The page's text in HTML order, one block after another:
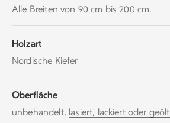
Alle Breiten von 90 cm bis 200 cm.
Holzart
Nordische Kiefer
Oberfläche
unbehandelt, lasiert, lackiert oder geölt